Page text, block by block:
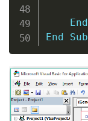
End
End
Sub